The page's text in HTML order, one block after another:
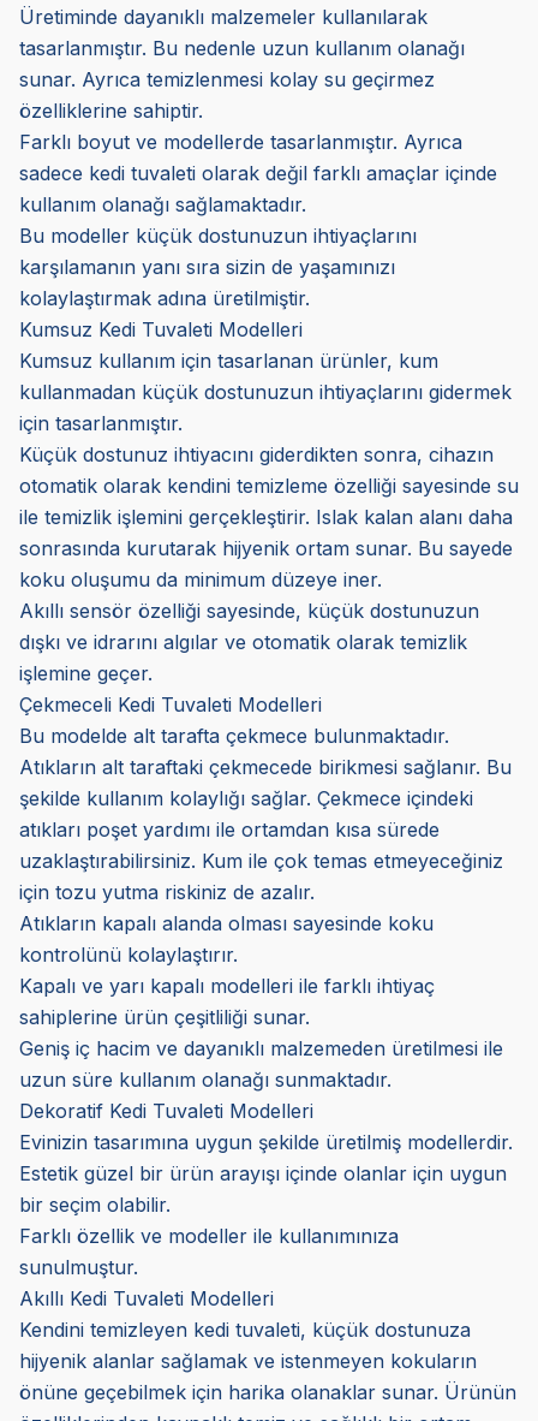
Üretiminde dayanıklı malzemeler kullanılarak
tasarlanmıştır. Bu nedenle uzun kullanım olanağı
sunar. Ayrıca temizlenmesi kolay su geçirmez
özelliklerine sahiptir.
Farklı boyut ve modellerde tasarlanmıştır. Ayrıca
sadece kedi tuvaleti olarak değil farklı amaçlar içinde
kullanım olanağı sağlamaktadır.
Bu modeller küçük dostunuzun ihtiyaçlarını
karşılamanın yanı sıra sizin de yaşamınızı
kolaylaştırmak adına üretilmiştir.
Kumsuz Kedi Tuvaleti Modelleri
Kumsuz kullanım için tasarlanan ürünler, kum
kullanmadan küçük dostunuzun ihtiyaçlarını gidermek
için tasarlanmıştır.
Küçük dostunuz ihtiyacını giderdikten sonra, cihazın
otomatik olarak kendini temizleme özelliği sayesinde su
ile temizlik işlemini gerçekleştirir. Islak kalan alanı daha
sonrasında kurutarak hijyenik ortam sunar. Bu sayede
koku oluşumu da minimum düzeye iner.
Akıllı sensör özelliği sayesinde, küçük dostunuzun
dışkı ve idrarını algılar ve otomatik olarak temizlik
işlemine geçer.
Çekmeceli Kedi Tuvaleti Modelleri
Bu modelde alt tarafta çekmece bulunmaktadır.
Atıkların alt taraftaki çekmecede birikmesi sağlanır. Bu
şekilde kullanım kolaylığı sağlar. Çekmece içindeki
atıkları poşet yardımı ile ortamdan kısa sürede
uzaklaştırabilirsiniz. Kum ile çok temas etmeyeceğiniz
için tozu yutma riskiniz de azalır.
Atıkların kapalı alanda olması sayesinde koku
kontrolünü kolaylaştırır.
Kapalı ve yarı kapalı modelleri ile farklı ihtiyaç
sahiplerine ürün çeşitliliği sunar.
Geniş iç hacim ve dayanıklı malzemeden üretilmesi ile
uzun süre kullanım olanağı sunmaktadır.
Dekoratif Kedi Tuvaleti Modelleri
Evinizin tasarımına uygun şekilde üretilmiş modellerdir.
Estetik güzel bir ürün arayışı içinde olanlar için uygun
bir seçim olabilir.
Farklı özellik ve modeller ile kullanımınıza
sunulmuştur.
Akıllı Kedi Tuvaleti Modelleri
Kendini temizleyen kedi tuvaleti, küçük dostunuza
hijyenik alanlar sağlamak ve istenmeyen kokuların
önüne geçebilmek için harika olanaklar sunar. Ürünün